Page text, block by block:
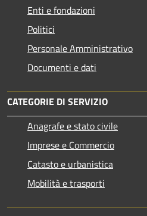
Enti e fondazioni
Politici
Personale Amministrativo
Documenti e dati
CATEGORIE DI SERVIZIO
Anagrafe e stato civile
Imprese e Commercio
Catasto e urbanistica
Mobilità e trasporti